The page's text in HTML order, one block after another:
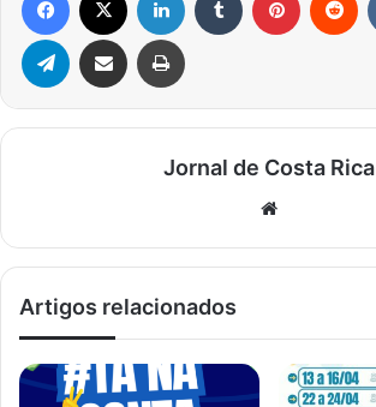
Telegram Compartilhar via e-mail Imprimir
Jornal de Costa Rica
Artigos relacionados